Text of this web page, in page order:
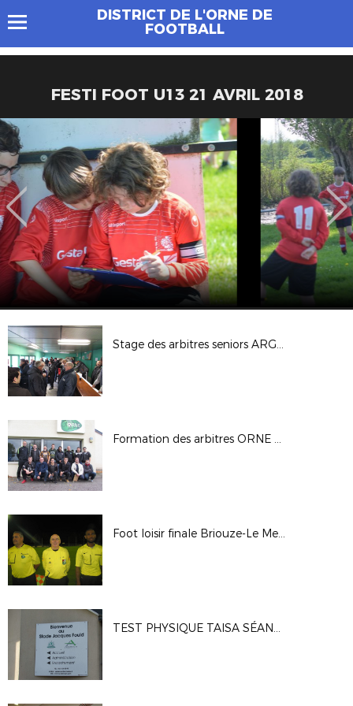
DISTRICT DE L'ORNE DE
FOOTBALL
FESTI FOOT U13 21 AVRIL 2018
Stage des arbitres seniors ARGENTAN 18 NOV 2017
Formation des arbitres ORNE octobre 2017
Foot loisir finale Briouze-Le Merlerault - Vendredi 22 Septembre 2017- Challenge Jean-Claude Bigeon
TEST PHYSIQUE TAISA SÉANCE DE RATTRAPAGE LE 24 SEPTEMBRE 2017